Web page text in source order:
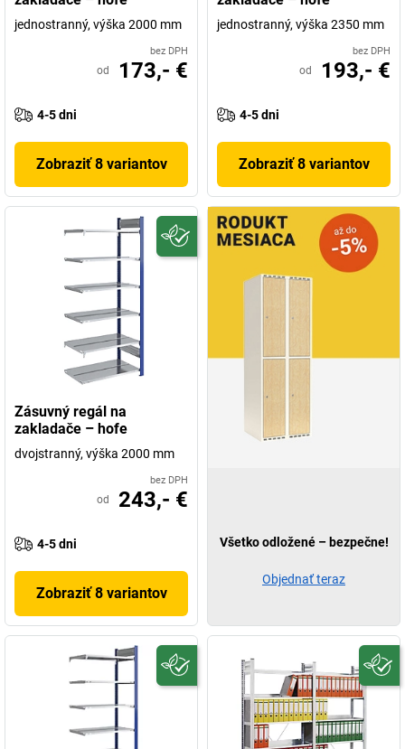
jednostranný, výška 2000 mm
bez DPH
od 173,- €
4-5 dni
Zobraziť 8 variantov
jednostranný, výška 2350 mm
bez DPH
od 193,- €
4-5 dni
Zobraziť 8 variantov
Zásuvný regál na
zakladače – hofe
dvojstranný, výška 2000 mm
bez DPH
od 243,- €
4-5 dni
Zobraziť 8 variantov
Všetko odložené – bezpečne!
Objednať teraz